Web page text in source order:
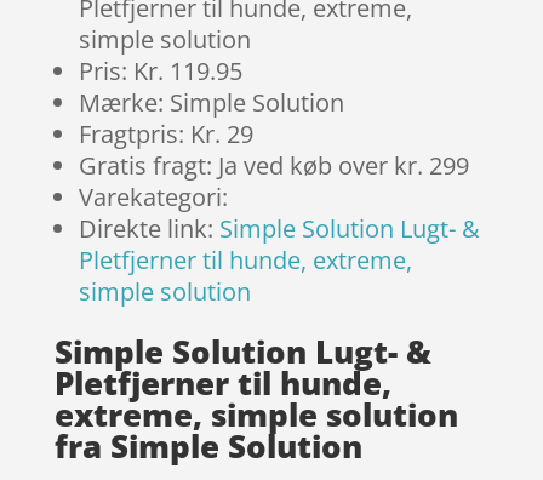
Pletfjerner til hunde, extreme,
simple solution
Pris: Kr. 119.95
Mærke: Simple Solution
Fragtpris: Kr. 29
Gratis fragt: Ja ved køb over kr. 299
Varekategori:
Direkte link: Simple Solution Lugt- &
Pletfjerner til hunde, extreme,
simple solution
Simple Solution Lugt- &
Pletfjerner til hunde,
extreme, simple solution
fra Simple Solution